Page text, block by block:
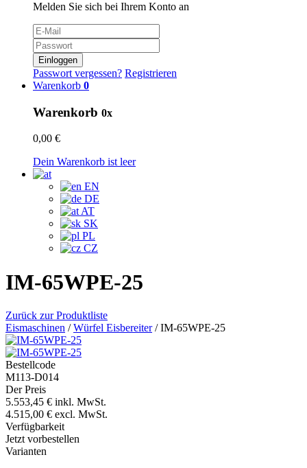
Melden Sie sich bei Ihrem Konto an
Einloggen
Passwort vergessen? Registrieren
Warenkorb 0
Warenkorb 0x
0,00 €
Dein Warenkorb ist leer
EN
DE
AT
SK
PL
CZ
IM-65WPE-25
Zurück zur Produktliste
Eismaschinen /Würfel Eisbereiter/IM-65WPE-25
Bestellcode
M113-D014
Der Preis
5.553,45 € inkl. MwSt.
4.515,00 € excl. MwSt.
Verfügbarkeit
Jetzt vorbestellen
Varianten